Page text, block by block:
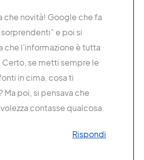
che novità! Google che fa
e poi si
che l’informazione è tutta
Certo, se metti sempre le
in cima, cosa ti
Ma poi, si pensava che
contasse qualcosa.
Rispondi